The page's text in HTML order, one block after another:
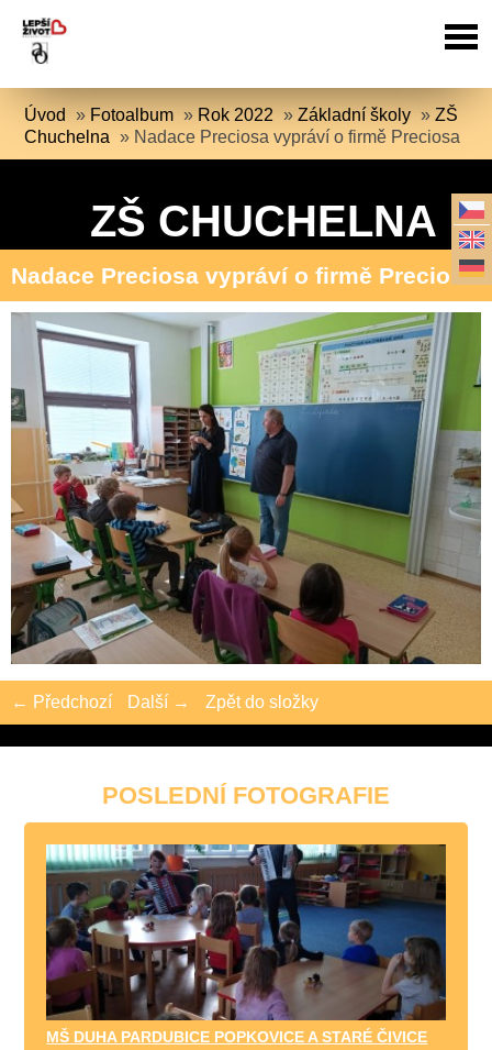
Úvod » Fotoalbum » Rok 2022 »Základní školy »ZŠ
Chuchelna » Nadace Preciosa vypráví o firmě Preciosa
ZŠ CHUCHELNA
Nadace Preciosa vypráví o firmě Preciosa
← Předchozí Další → Zpět do složky
POSLEDNÍ FOTOGRAFIE
MŠ DUHA PARDUBICE POPKOVICE A STARÉ ČIVICE